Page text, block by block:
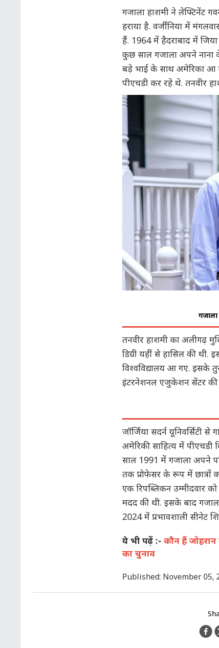
गजाला हाशमी ने लेफ्टिनेंट
हराया है. वर्जीनिया में
हैं. 1964 में हैदराबाद में
कुछ साल गजाला अपने नाना
बड़े भाई के साथ अमेरिका आ
पीएचडी कर रहे थे. तनवीर
तनवीर हाशमी का अलीगढ़
डिग्री यहीं से हासिल की थी.
विश्वविद्यालय आ गए. इसके
इंटरनेशनल एजुकेशन सेंटर की
जॉर्जिया सदर्न यूनिवर्सिटी
अमेरिकी साहित्य में
साल 1991 में गजाला अपने
तक प्रोफेसर के रूप में छात्रों
एक रिपब्लिकन उम्मीदवार
मदद की थी. इसके बाद
2024 में प्रभावशाली सीनेट
ये भी पढ़ें :-कौन हैं जोहरान
का चुनाव
Published: November 05,